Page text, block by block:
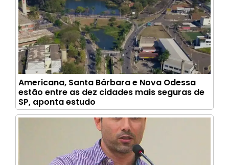
Americana, Santa Bárbara e Nova Odessa
estão entre as dez cidades mais seguras de
SP, aponta estudo